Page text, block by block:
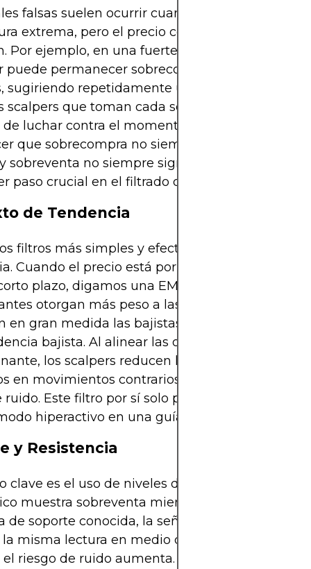
falsas suelen ocurrir cuando el estocástico
extrema, pero el precio continúa en la misma
Por ejemplo, en una fuerte tendencia alcista, el
puede permanecer sobrecomprado durante
sugiriendo repetidamente una reversión que
scalpers que toman cada señal de
de luchar contra el momento y acumular
que sobrecompra no siempre significa "es
sobreventa no siempre significa "es hora de
paso crucial en el filtrado del ruido.
de Tendencia
filtros más simples y efectivos es el contexto
Cuando el precio está por encima de un
plazo, digamos una EMA de 20 períodos, los
otorgan más peso a las señales
en gran medida las bajistas. Lo contrario se
bajista. Al alinear las operaciones con la
los scalpers reducen las probabilidades
en movimientos contrarios a la tendencia que
ruido. Este filtro por sí solo puede convertir un
hiperactivo en una guía mucho más
y Resistencia
clave es el uso de niveles de soporte y
muestra sobreventa mientras el precio está
de soporte conocida, la señal es más
misma lectura en medio de un rango sin un
el riesgo de ruido aumenta. Para los scalpers,